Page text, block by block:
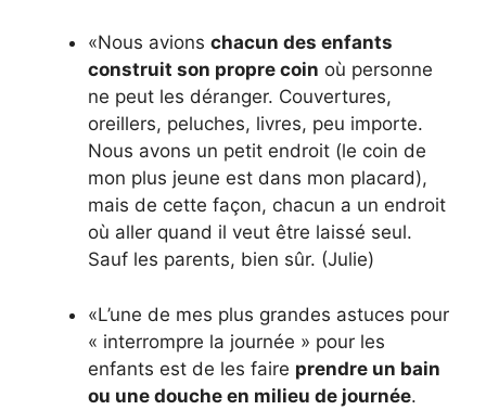
«Nous avions chacun des enfants
construit son propre coin où personne
ne peut les déranger. Couvertures,
oreillers, peluches, livres, peu importe.
Nous avons un petit endroit (le coin de
mon plus jeune est dans mon placard),
mais de cette façon, chacun a un endroit
où aller quand il veut être laissé seul.
Sauf les parents, bien sûr. (Julie)
«L’une de mes plus grandes astuces pour
« interrompre la journée » pour les
enfants est de les faire prendre un bain
ou une douche en milieu de journée.